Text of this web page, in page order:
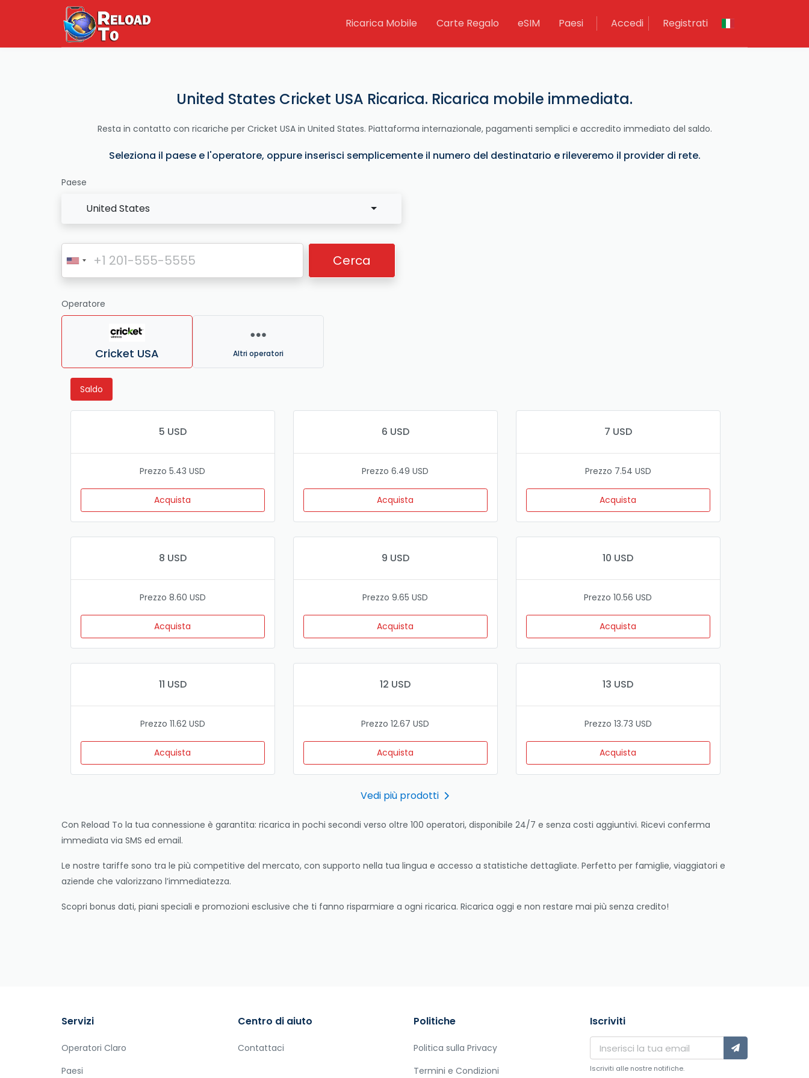
Ricarica Mobile Carte Regalo eSIM Paesi Accedi Registrati
United States Cricket USA Ricarica. Ricarica mobile immediata.
Resta in contatto con ricariche per Cricket USA in United States. Piattaforma internazionale, pagamenti semplici e accredito immediato del saldo.
Seleziona il paese e l'operatore, oppure inserisci semplicemente il numero del destinatario e rileveremo il provider di rete.
Paese
United States
Cerca
Operatore
Cricket USA Altri operatori
Saldo
5 USD
Prezzo 5.43 USD
Acquista
6 USD
Prezzo 6.49 USD
Acquista
7 USD
Prezzo 7.54 USD
Acquista
8 USD
Prezzo 8.60 USD
Acquista
9 USD
Prezzo 9.65 USD
Acquista
10 USD
Prezzo 10.56 USD
Acquista
11 USD
Prezzo 11.62 USD
Acquista
12 USD
Prezzo 12.67 USD
Acquista
13 USD
Prezzo 13.73 USD
Acquista
Vedi più prodotti
Con Reload To la tua connessione è garantita: ricarica in pochi secondi verso oltre 100 operatori, disponibile 24/7 e senza costi aggiuntivi. Ricevi conferma
immediata via SMS ed email.
Le nostre tariffe sono tra le più competitive del mercato, con supporto nella tua lingua e accesso a statistiche dettagliate. Perfetto per famiglie, viaggiatori e
aziende che valorizzano l’immediatezza.
Scopri bonus dati, piani speciali e promozioni esclusive che ti fanno risparmiare a ogni ricarica. Ricarica oggi e non restare mai più senza credito!
Servizi
Operatori Claro
Paesi
Centro di aiuto
Contattaci
Politiche
Politica sulla Privacy
Termini e Condizioni
Iscriviti
Iscriviti alle nostre notifiche.